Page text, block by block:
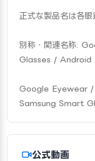
正式な製品名は各眼
別称・関連名称:
Glasses / Android
Google Eyewear
Samsung Smart
公式動画